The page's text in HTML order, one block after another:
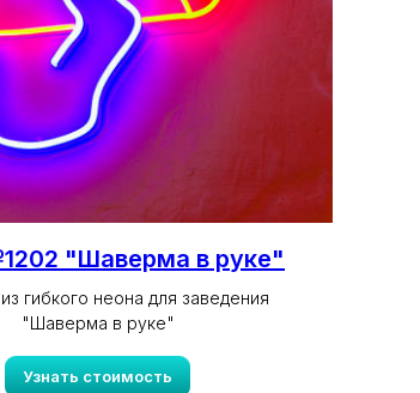
"Шаверма в руке"
гибкого неона для заведения
"Шаверма в руке"
Узнать стоимость